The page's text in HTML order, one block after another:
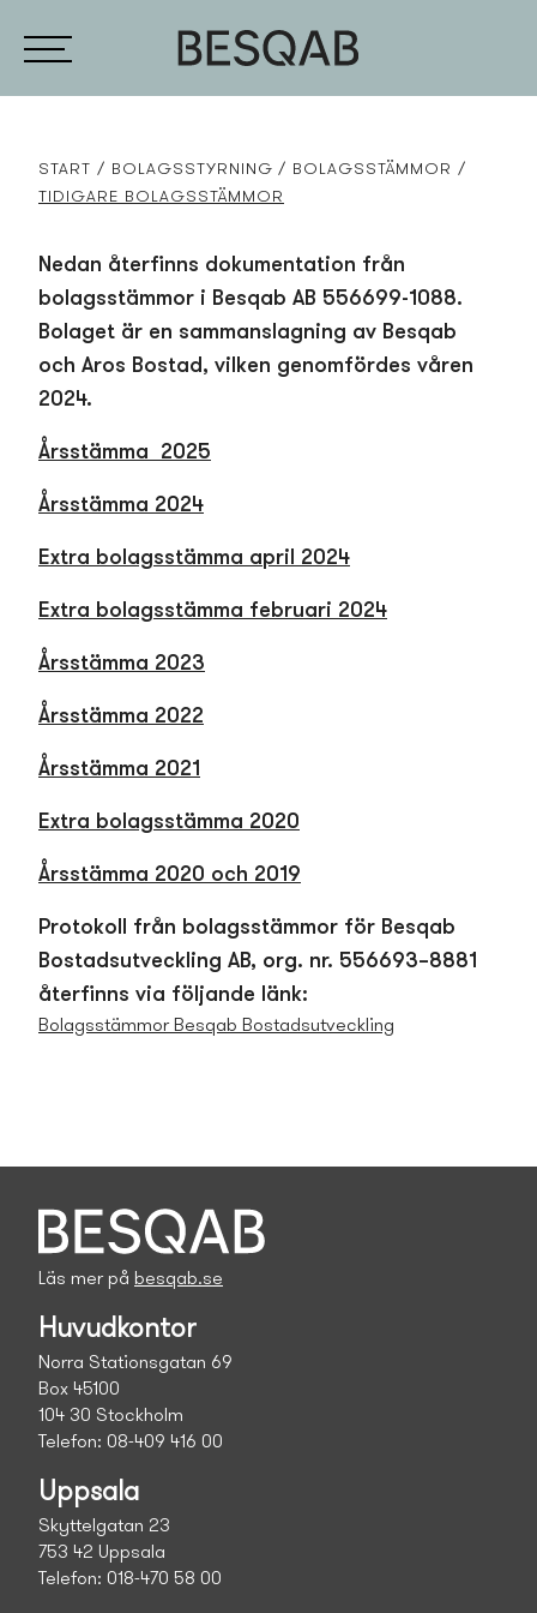
START BOLAGSSTYRNING
BOLAGSSTÄMMOR
TIDIGARE BOLAGSSTÄMMOR
Nedan återfinns dokumentation från
bolagsstämmor i Besqab AB 556699-1088.
Bolaget är en samman­slagning av Besqab
och Aros Bostad, vilken genomfördes våren
2024.
Årsstämma 2025
Årsstämma 2024
Extra bolagsstämma april 2024
Extra bolagsstämma februari 2024
Årsstämma 2023
Årsstämma 2022
Årsstämma 2021
Extra bolagsstämma 2020
Årsstämma 2020 och 2019
Protokoll från bolagsstämmor för Besqab
Bostads­­­utveckling AB, org. nr. 556693–8881
återfinns via följande länk:
Bolagsstämmor Besqab Bostads­utveckling
Läs mer på besqab.se
Huvudkontor
Norra Stationsgatan 69
Box 45100
104 30 Stockholm
Telefon: 08-409 416 00
Uppsala
Skyttelgatan 23
753 42 Uppsala
Telefon: 018-470 58 00